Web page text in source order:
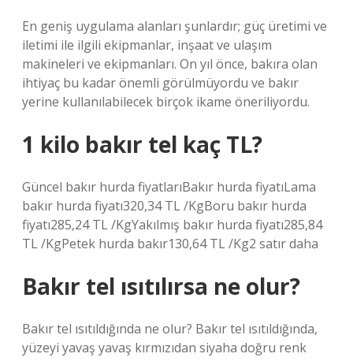
En geniş uygulama alanları şunlardır; güç üretimi ve
iletimi ile ilgili ekipmanlar, inşaat ve ulaşım
makineleri ve ekipmanları. On yıl önce, bakıra olan
ihtiyaç bu kadar önemli görülmüyordu ve bakır
yerine kullanılabilecek birçok ikame öneriliyordu.
1 kilo bakır tel kaç TL?
Güncel bakır hurda fiyatlarıBakır hurda fiyatıLama
bakır hurda fiyatı320,34 TL /KgBoru bakır hurda
fiyatı285,24 TL /KgYakılmış bakır hurda fiyatı285,84
TL /KgPetek hurda bakır130,64 TL /Kg2 satır daha
Bakır tel ısıtılırsa ne olur?
Bakır tel ısıtıldığında ne olur? Bakır tel ısıtıldığında,
yüzeyi yavaş yavaş kırmızıdan siyaha doğru renk